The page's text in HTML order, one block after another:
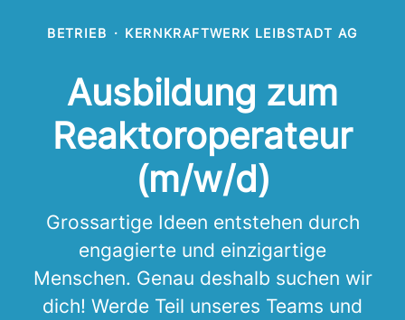
BETRIEB · KERNKRAFTWERK LEIBSTADT AG
Ausbildung zum
Reaktoroperateur
(m/w/d)
Grossartige Ideen entstehen durch
engagierte und einzigartige
Menschen. Genau deshalb suchen wir
dich! Werde Teil unseres Teams und